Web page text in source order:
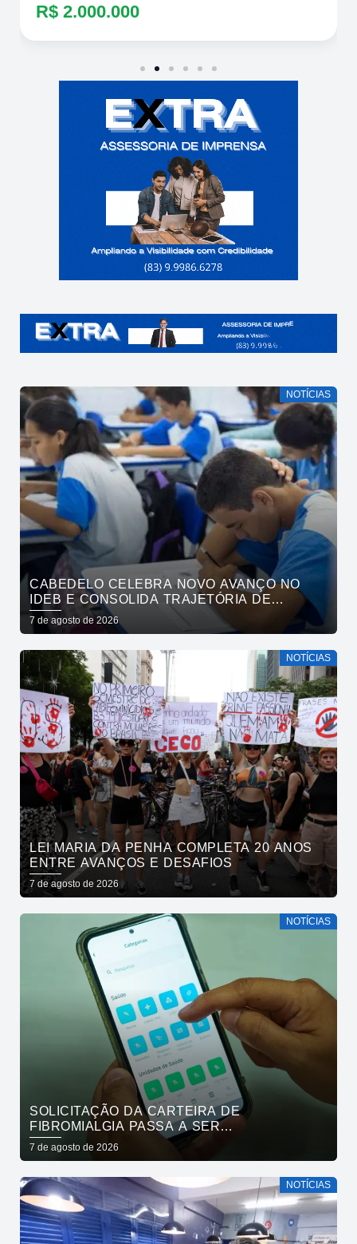
R$ 2.000.000
NOTÍCIAS
CABEDELO CELEBRA NOVO AVANÇO NO
IDEB E CONSOLIDA TRAJETÓRIA DE
CRESCIMENTO NA EDUCAÇÃO PÚBLICA
7 de agosto de 2026
NOTÍCIAS
LEI MARIA DA PENHA COMPLETA 20 ANOS
ENTRE AVANÇOS E DESAFIOS
7 de agosto de 2026
NOTÍCIAS
SOLICITAÇÃO DA CARTEIRA DE
FIBROMIALGIA PASSA A SER
EXCLUSIVAMENTE PELO APLICATIVO JOÃO
PESSOA NA PALMA DA MÃO
7 de agosto de 2026
NOTÍCIAS